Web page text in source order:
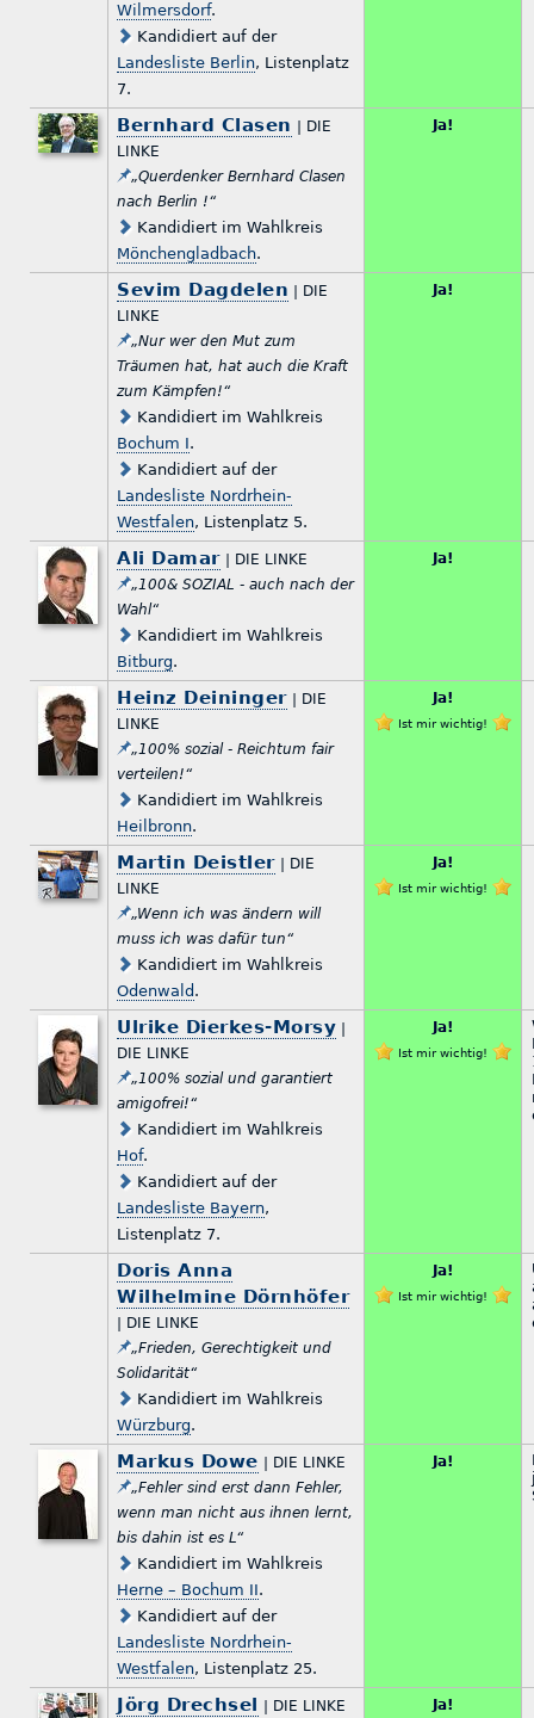
Wilmersdorf.
Kandidiert auf der
Landesliste Berlin, Listenplatz
7.
Bernhard Clasen
| DIE
LINKE
„Querdenker Bernhard Clasen
nach Berlin !“
Kandidiert im Wahlkreis
Mönchengladbach.
Ja!
Sevim Dagdelen | DIE
LINKE
„Nur wer den Mut zum
Träumen hat, hat auch die Kraft
zum Kämpfen!“
Kandidiert im Wahlkreis
Bochum I.
Kandidiert auf der
Landesliste Nordrhein-
Westfalen, Listenplatz 5.
Ja!
Ali Damar| DIE LINKE
„100& SOZIAL - auch nach der
Wahl“
Kandidiert im Wahlkreis
Bitburg.
Ja!
Heinz Deininger| DIE
LINKE
„100% sozial - Reichtum fair
verteilen!“
Kandidiert im Wahlkreis
Heilbronn.
Ja!
Ist mir wichtig!
Martin Deistler| DIE
LINKE
„Wenn ich was ändern will
muss ich was dafür tun“
Kandidiert im Wahlkreis
Odenwald .
Ja!
Ist mir wichtig!
Ulrike Dierkes-Morsy
DIE LINKE
„100% sozial und garantiert
amigofrei!“
Kandidiert im Wahlkreis
Hof.
Kandidiert auf der
Landesliste Bayern,
Listenplatz 7.
Ja!
Ist mir wichtig!
Doris Anna
Wilhelmine Dörnhöfer
| DIE LINKE
„Frieden, Gerechtigkeit und
Solidarität“
Kandidiert im Wahlkreis
Würzburg.
Ja!
Ist mir wichtig!
Markus Dowe | DIE LINKE
„Fehler sind erst dann Fehler,
wenn man nicht aus ihnen lernt,
bis dahin ist es L“
Kandidiert im Wahlkreis
Herne – Bochum II.
Kandidiert auf der
Landesliste Nordrhein-
Westfalen, Listenplatz 25.
Ja!
Jörg Drechsel
| DIE LINKE
Ja!